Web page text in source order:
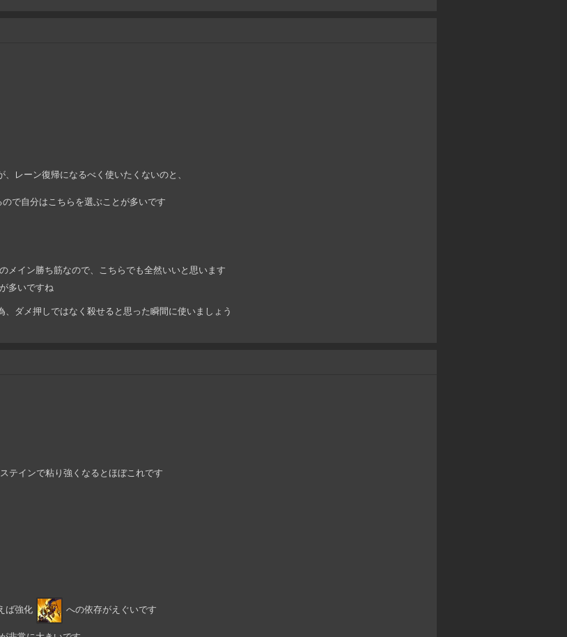
レーン復帰になるべく使いたくないのと、
で自分はこちらを選ぶことが多いです
メイン勝ち筋なので、こちらでも全然いいと思います
多いですね
、ダメ押しではなく殺せると思った瞬間に使いましょう
テインで粘り強くなるとほぼこれです
ば強化 への依存がえぐいです